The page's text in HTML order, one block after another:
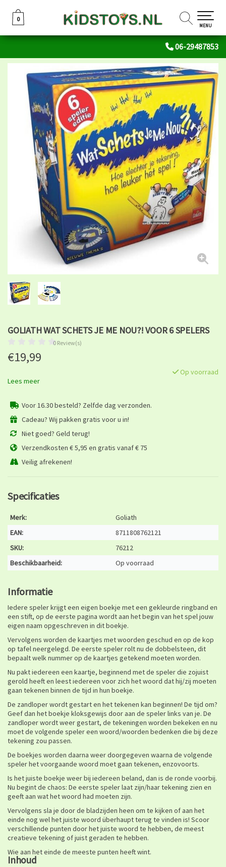
06-29487853
0
0
MENU
GOLIATH WAT SCHETS JE ME NOU?! VOOR 6 SPELERS
0 Review(s)
€19,99
Op voorraad
Lees meer
Voor 16.30 besteld? Zelfde dag verzonden.
Cadeau? Wij pakken gratis voor u in!
Niet goed? Geld terug!
Verzendkosten € 5,95 en gratis vanaf € 75
Veilig afrekenen!
Specificaties
Merk:
Goliath
EAN:
8711808762121
SKU:
76212
Beschikbaarheid:
Op voorraad
Informatie
Iedere speler krijgt een eigen boekje met een gekleurde ringband en
een stift, op de eerste pagina wordt aan het begin van het spel jouw
eigen naam opgeschreven in dit boekje.
Vervolgens worden de kaartjes met woorden geschud en op de kop
op tafel neergelegd. De eerste speler rolt nu de dobbelsteen, dit
bepaalt welk nummer op de kaartjes getekend moeten worden.
Nu pakt iedereen een kaartje, beginnend met de speler die zojuist
gerold heeft en leest iedereen voor zich het woord dat hij/zij moeten
gaan tekenen binnen de tijd in hun boekje.
De zandloper wordt gestart en het tekenen kan beginnen! De tijd om?
Geef dan het boekje kloksgewijs door aan de speler links van je. De
zandloper wordt weer gestart, de tekeningen worden bekeken en nu
moet de volgende speler een woord/woorden bedenken die bij deze
tekening zou passen.
De boekjes worden daarna weer doorgegeven waarna de volgende
speler het voorgaande woord moet gaan tekenen, enzovoorts.
Is het juiste boekje weer bij iedereen beland, dan is de ronde voorbij.
Nu begint de chaos: De eerste speler laat zijn/haar tekening zien en
geeft aan wat het woord had moeten zijn.
Vervolgens sla je door de bladzijden heen om te kijken of aan het
einde nog wel het juiste woord überhaupt terug te vinden is! Scoor
verschillende punten door het juiste woord te hebben, de meest
creatieve tekening of juist geraden te hebben.
Wie aan het einde de meeste punten heeft wint.
Inhoud